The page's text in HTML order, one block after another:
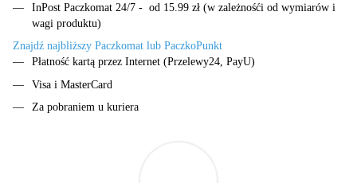
InPost Paczkomat 24/7 - od 15.99 zł (w zależnośći od wymiarów i
wagi produktu)
Znajdź najbliższy Paczkomat lub PaczkoPunkt
Płatność kartą przez Internet (Przelewy24, PayU)
Visa i MasterCard
Za pobraniem u kuriera